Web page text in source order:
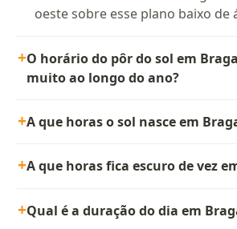
oeste sobre esse plano baixo de
O horário do pôr do sol em
muito ao longo do ano?
A que horas o sol nasce em
A que horas fica escuro de vez
Qual é a duração do dia em